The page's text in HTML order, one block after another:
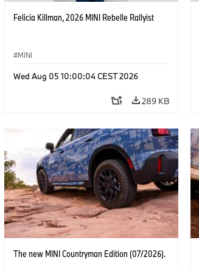
Felicia Killman, 2026 MINI Rebelle Rallyist
MINI
Wed Aug 05 10:00:04 CEST 2026
289 KB
The new MINI Countryman Edition (07/2026).